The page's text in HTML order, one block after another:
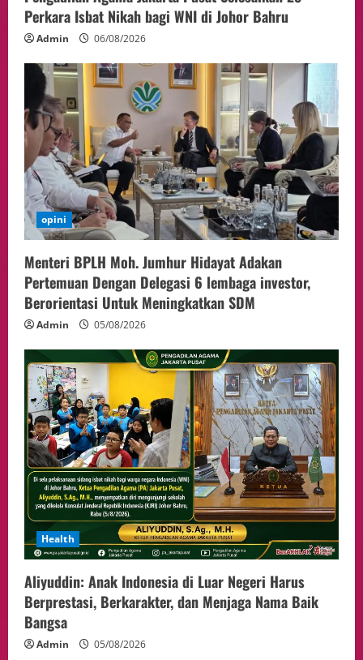
Perkara Isbat Nikah bagi WNI di Johor Bahru
Admin 06/08/2026
opini
Menteri BPLH Moh. Jumhur Hidayat Adakan
Pertemuan Dengan Delegasi 6 lembaga investor,
Berorientasi Untuk Meningkatkan SDM
Admin 05/08/2026
Health
Aliyuddin: Anak Indonesia di Luar Negeri Harus
Berprestasi, Berkarakter, dan Menjaga Nama Baik
Bangsa
Admin 05/08/2026